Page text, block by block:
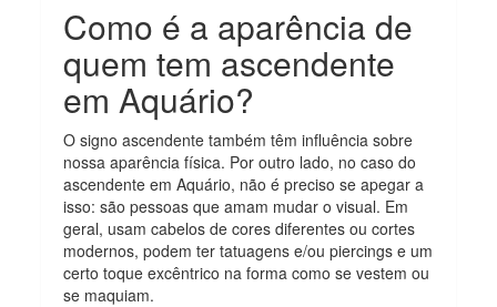
Como é a aparência de
quem tem ascendente
em Aquário?
O signo ascendente também têm influência sobre
nossa aparência física. Por outro lado, no caso do
ascendente em Aquário, não é preciso se apegar a
isso: são pessoas que amam mudar o visual. Em
geral, usam cabelos de cores diferentes ou cortes
modernos, podem ter tatuagens e/ou piercings e um
certo toque excêntrico na forma como se vestem ou
se maquiam.